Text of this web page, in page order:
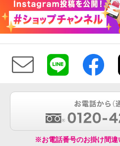
※お電話番号のお掛け間違